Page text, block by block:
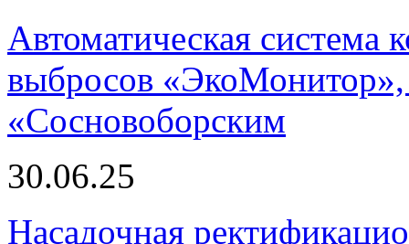
Автоматическая
выбросов «ЭкоМонитор»,
«Сосновоборским
30.06.25
Насадочная